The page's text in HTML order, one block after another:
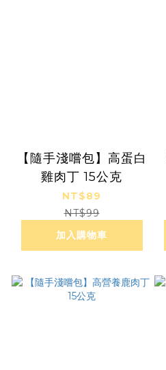
【隨手淺嚐包】高蛋白
雞肉丁 15公克
NT$89
NT$99
加入購物車